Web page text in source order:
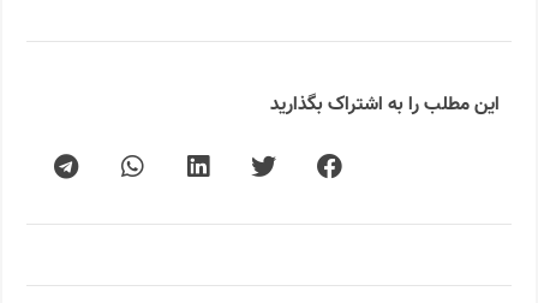
این مطلب را به اشتراک بگذارید